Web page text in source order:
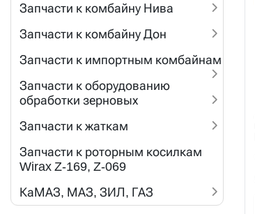
Запчасти к комбайну Нива
Запчасти к комбайну Дон
Запчасти к импортным комбайнам
Запчасти к оборудованию
обработки зерновых
Запчасти к жаткам
Запчасти к роторным косилкам
Wirax Z-169, Z-069
КаМАЗ, МАЗ, ЗИЛ, ГАЗ